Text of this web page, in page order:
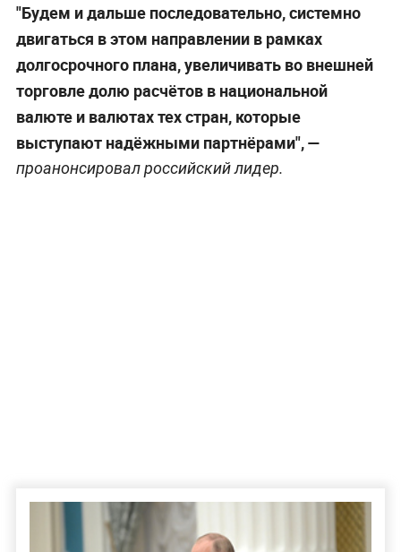
"Будем и дальше последовательно, системно
двигаться в этом направлении в рамках
долгосрочного плана, увеличивать во внешней
торговле долю расчётов в национальной
валюте и валютах тех стран, которые
выступают надёжными партнёрами", —
проанонсировал российский лидер.